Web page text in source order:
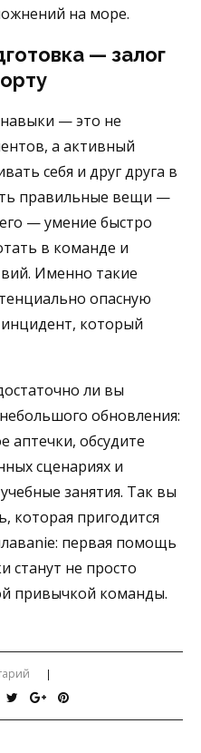
на море.
— залог
— это не
а активный
себя и друг друга в
правильные вещи —
— умение быстро
в команде и
Именно такие
опасную
который
ли вы
обновления:
аптечки, обсудите
сценариях и
занятия. Так вы
которая пригодится
первая помощь
станут не просто
привычкой команды.